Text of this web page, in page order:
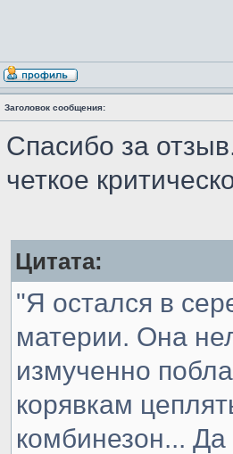
Заголовок сообщения:
Спасибо за
четкое
Цитата:
"Я остался в
материи. Она
измученно
корявкам
комбинезон...